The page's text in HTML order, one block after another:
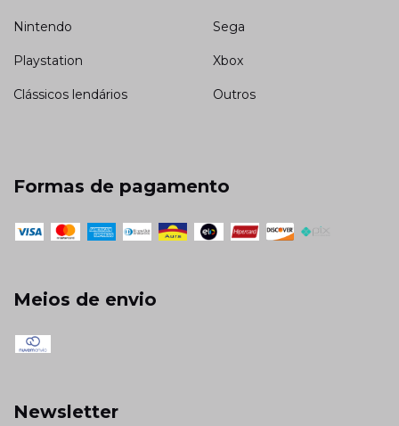
Nintendo Sega
Playstation Xbox
Clássicos lendários Outros
Formas de pagamento
Meios de envio
Newsletter